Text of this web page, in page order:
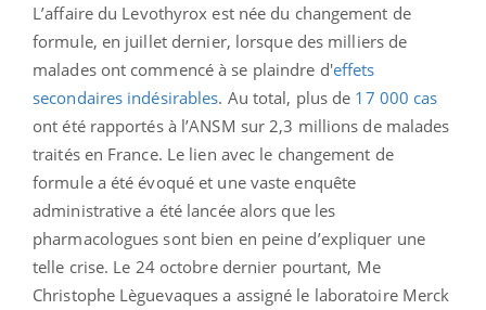
L’affaire du Levothyrox est née du changement de
formule, en juillet dernier, lorsque des milliers de
malades ont commencé à se plaindre d'effets
secondaires indésirables. Au total, plus de 17 000 cas
ont été rapportés à l’ANSM sur 2,3 millions de malades
traités en France. Le lien avec le changement de
formule a été évoqué et une vaste enquête
administrative a été lancée alors que les
pharmacologues sont bien en peine d’expliquer une
telle crise. Le 24 octobre dernier pourtant, Me
Christophe Lèguevaques a assigné le laboratoire Merck